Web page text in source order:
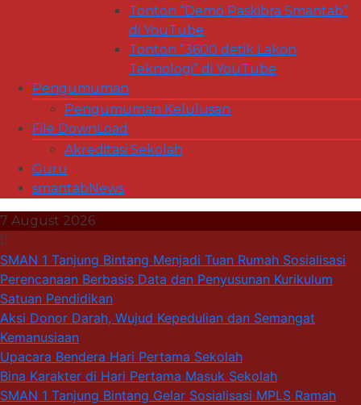
Tonton “Demo Paskibra Smantab”
di YouTube
Tonton “3600 detik Lakon
Teknologi” di YouTube
Pengumuman
Pengumuman Kelulusan
File DownLoad
Akreditasi Sekolah
Guru
smantabNews
7 August 2026
SMAN 1 Tanjung Bintang Menjadi Tuan Rumah Sosialisasi
Perencanaan Berbasis Data dan Penyusunan Kurikulum
Satuan Pendidikan
Aksi Donor Darah, Wujud Kepedulian dan Semangat
Kemanusiaan
Upacara Bendera Hari Pertama Sekolah
Bina Karakter di Hari Pertama Masuk Sekolah
SMAN 1 Tanjung Bintang Gelar Sosialisasi MPLS Ramah